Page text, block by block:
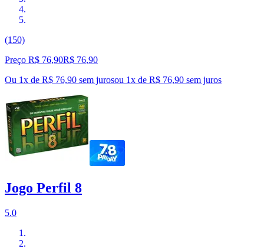
(150)
Preço R$ 76,90R$ 76,90
Ou 1x de R$ 76,90 sem jurosou 1x de R$ 76,90 sem juros
Jogo Perfil 8
5.0